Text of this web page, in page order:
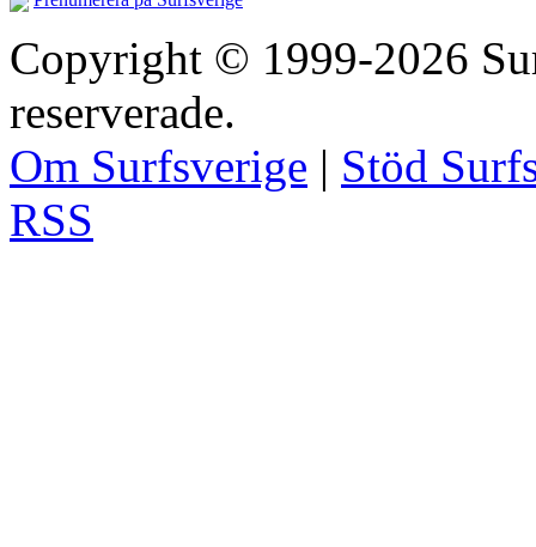
Copyright © 1999-2026
reserverade.
Om Surfsverige | Stöd
RSS